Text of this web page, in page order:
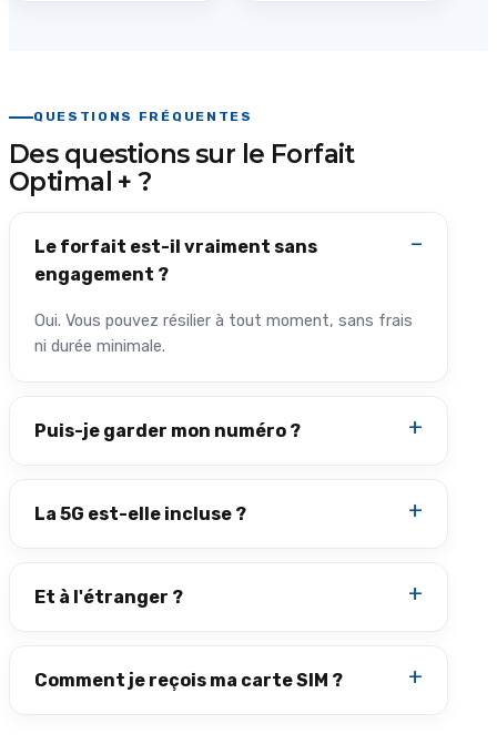
QUESTIONS FRÉQUENTES
Des questions sur le Forfait
Optimal + ?
Le forfait est-il vraiment sans
engagement ?
Oui. Vous pouvez résilier à tout moment, sans frais
ni durée minimale.
Puis-je garder mon numéro ?
La 5G est-elle incluse ?
Et à l'étranger ?
Comment je reçois ma carte SIM ?